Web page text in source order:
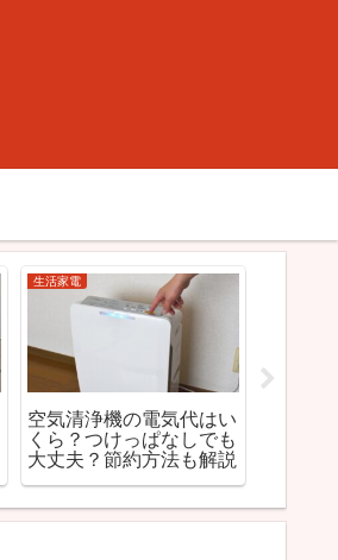
生活家電
【2026年版】パナソニ
ックのコンパクトドラム
式 選び方とおすすめ